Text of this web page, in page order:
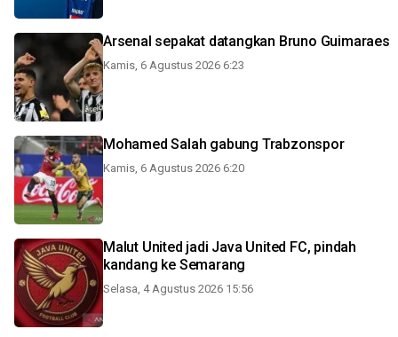
Arsenal sepakat datangkan Bruno Guimaraes
Kamis, 6 Agustus 2026 6:23
Mohamed Salah gabung Trabzonspor
Kamis, 6 Agustus 2026 6:20
Malut United jadi Java United FC, pindah
kandang ke Semarang
Selasa, 4 Agustus 2026 15:56